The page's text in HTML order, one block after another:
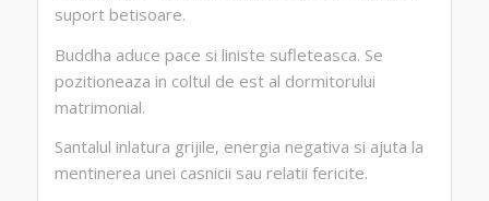
suport betisoare.
Buddha aduce pace si liniste sufleteasca. Se
pozitioneaza in coltul de est al dormitorului
matrimonial.
Santalul inlatura grijile, energia negativa si ajuta la
mentinerea unei casnicii sau relatii fericite.